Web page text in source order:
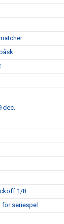
dec.
1/8
för seriespel